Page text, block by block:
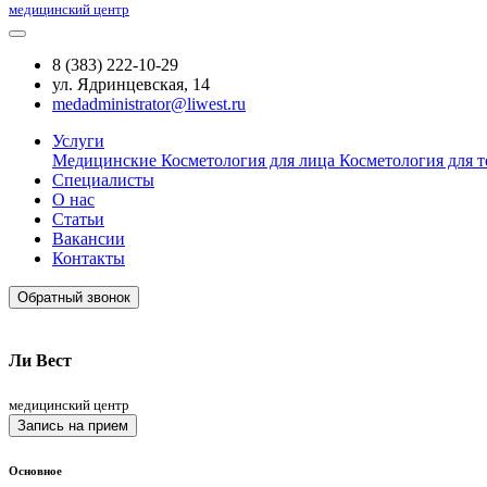
медицинский центр
8 (383) 222-10-29
ул. Ядринцевская, 14
medadministrator@liwest.ru
Услуги
Медицинские Косметология для лица Косметология для
Специалисты
О нас
Статьи
Вакансии
Контакты
Обратный звонок
Ли Вест
медицинский центр
Запись на прием
Основное